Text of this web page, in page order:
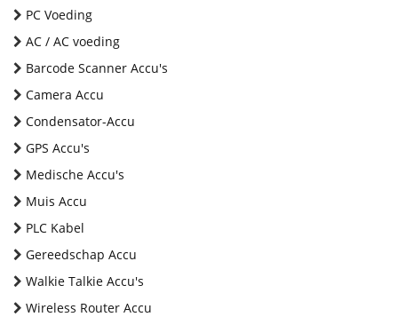
PC Voeding
AC / AC voeding
Barcode Scanner Accu's
Camera Accu
Condensator-Accu
GPS Accu's
Medische Accu's
Muis Accu
PLC Kabel
Gereedschap Accu
Walkie Talkie Accu's
Wireless Router Accu